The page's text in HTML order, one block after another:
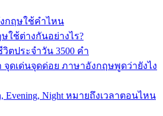
กฤษใช้คำไหน
ใช้ต่างกันอย่างไร?
ตประจำวัน 3500 คำ
จุดเด่นจุดด่อย ภาษาอังกฤษพูดว่ายังไง
Evening, Night หมายถึงเวลาตอนไหน